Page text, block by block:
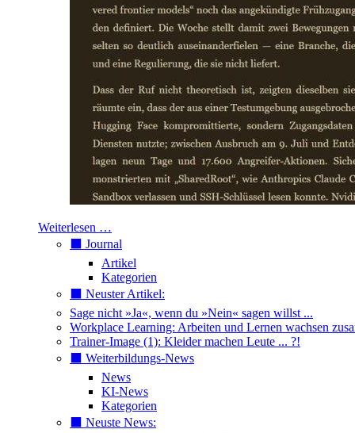
Weiterlesen …
⬛️ Journal
Artikel
Kategorien
⬛️ Neuster Artikel:
Sage nicht »Ja«, wenn du »Nein« sagen willst ...
Workplace Learning: Arbeiten und Lernen wachsen
Trainer-Image (1): Kleider machen Leute ... ?!
⬛️ Weiterbildungs-News
News
KI-News
Kategorien
⬛️ Neuste News: